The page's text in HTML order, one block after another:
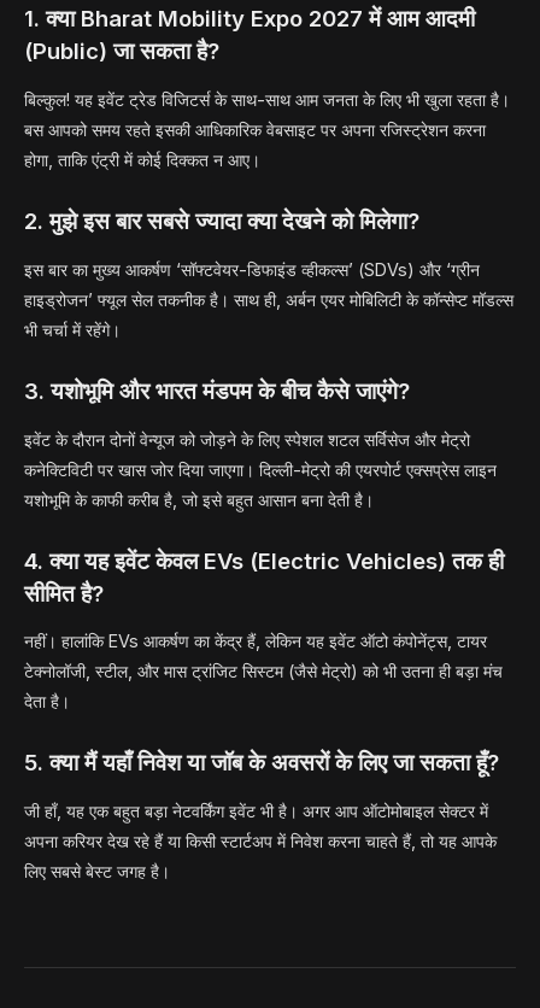
1. क्या Bharat Mobility Expo 2027 में आम आदमी
(Public) जा सकता है?
बिल्कुल! यह इवेंट ट्रेड विजिटर्स के साथ-साथ आम जनता के लिए भी खुला रहता है।
बस आपको समय रहते इसकी आधिकारिक वेबसाइट पर अपना रजिस्ट्रेशन करना
होगा, ताकि एंट्री में कोई दिक्कत न आए।
2. मुझे इस बार सबसे ज्यादा क्या देखने को मिलेगा?
इस बार का मुख्य आकर्षण ‘सॉफ्टवेयर-डिफाइंड व्हीकल्स’ (SDVs) और ‘ग्रीन
हाइड्रोजन’ फ्यूल सेल तकनीक है। साथ ही, अर्बन एयर मोबिलिटी के कॉन्सेप्ट मॉडल्स
भी चर्चा में रहेंगे।
3. यशोभूमि और भारत मंडपम के बीच कैसे जाएंगे?
इवेंट के दौरान दोनों वेन्यूज को जोड़ने के लिए स्पेशल शटल सर्विसेज और मेट्रो
कनेक्टिविटी पर खास जोर दिया जाएगा। दिल्ली-मेट्रो की एयरपोर्ट एक्सप्रेस लाइन
यशोभूमि के काफी करीब है, जो इसे बहुत आसान बना देती है।
4. क्या यह इवेंट केवल EVs (Electric Vehicles) तक ही
सीमित है?
नहीं। हालांकि EVs आकर्षण का केंद्र हैं, लेकिन यह इवेंट ऑटो कंपोनेंट्स, टायर
टेक्नोलॉजी, स्टील, और मास ट्रांजिट सिस्टम (जैसे मेट्रो) को भी उतना ही बड़ा मंच
देता है।
5. क्या मैं यहाँ निवेश या जॉब के अवसरों के लिए जा सकता हूँ?
जी हाँ, यह एक बहुत बड़ा नेटवर्किंग इवेंट भी है। अगर आप ऑटोमोबाइल सेक्टर में
अपना करियर देख रहे हैं या किसी स्टार्टअप में निवेश करना चाहते हैं, तो यह आपके
लिए सबसे बेस्ट जगह है।